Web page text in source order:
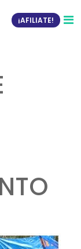
¡AFILIATE!